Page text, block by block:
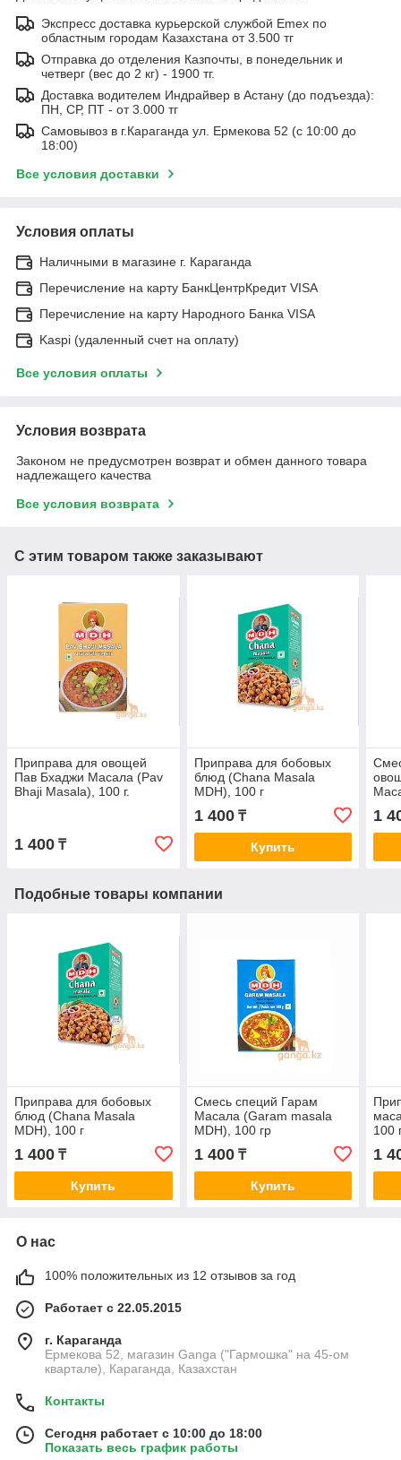
Экспресс доставка курьерской службой Emex по
областным городам Казахстана от 3.500 тг
Отправка до отделения Казпочты, в понедельник и
четверг (вес до 2 кг) - 1900 тг.
Доставка водителем Индрайвер в Астану (до подъезда):
ПН, СР, ПТ - от 3.000 тг
Самовывоз в г.Караганда ул. Ермекова 52 (с 10:00 до
18:00)
Все условия доставки
Условия оплаты
Наличными в магазине г. Караганда
Перечисление на карту БанкЦентрКредит VISA
Перечисление на карту Народного Банка VISA
Kaspi (удаленный счет на оплату)
Все условия оплаты
Условия возврата
Законом не предусмотрен возврат и обмен данного товара
надлежащего качества
Все условия возврата
С этим товаром также заказывают
Приправа для овощей
Пав Бхаджи Масала (Pav
Bhaji Masala), 100 г.
1 400 ₸
Приправа для бобовых
блюд (Chana Masala
MDH), 100 г
1 400₸
Купить
1
Подобные товары компании
Приправа для бобовых
блюд (Chana Masala
MDH), 100 г
1 400 ₸
Купить
Смесь специй Гарам
Масала (Garam masala
MDH), 100 гр
1 400₸
Купить
100
1
О нас
100% положительных из 12 отзывов за год
Работает с 22.05.2015
г. Караганда
Ермекова 52, магазин Ganga ("Гармошка" на 45-ом
квартале), Караганда, Казахстан
Контакты
Сегодня работает с 10:00 до 18:00
Показать весь график работы